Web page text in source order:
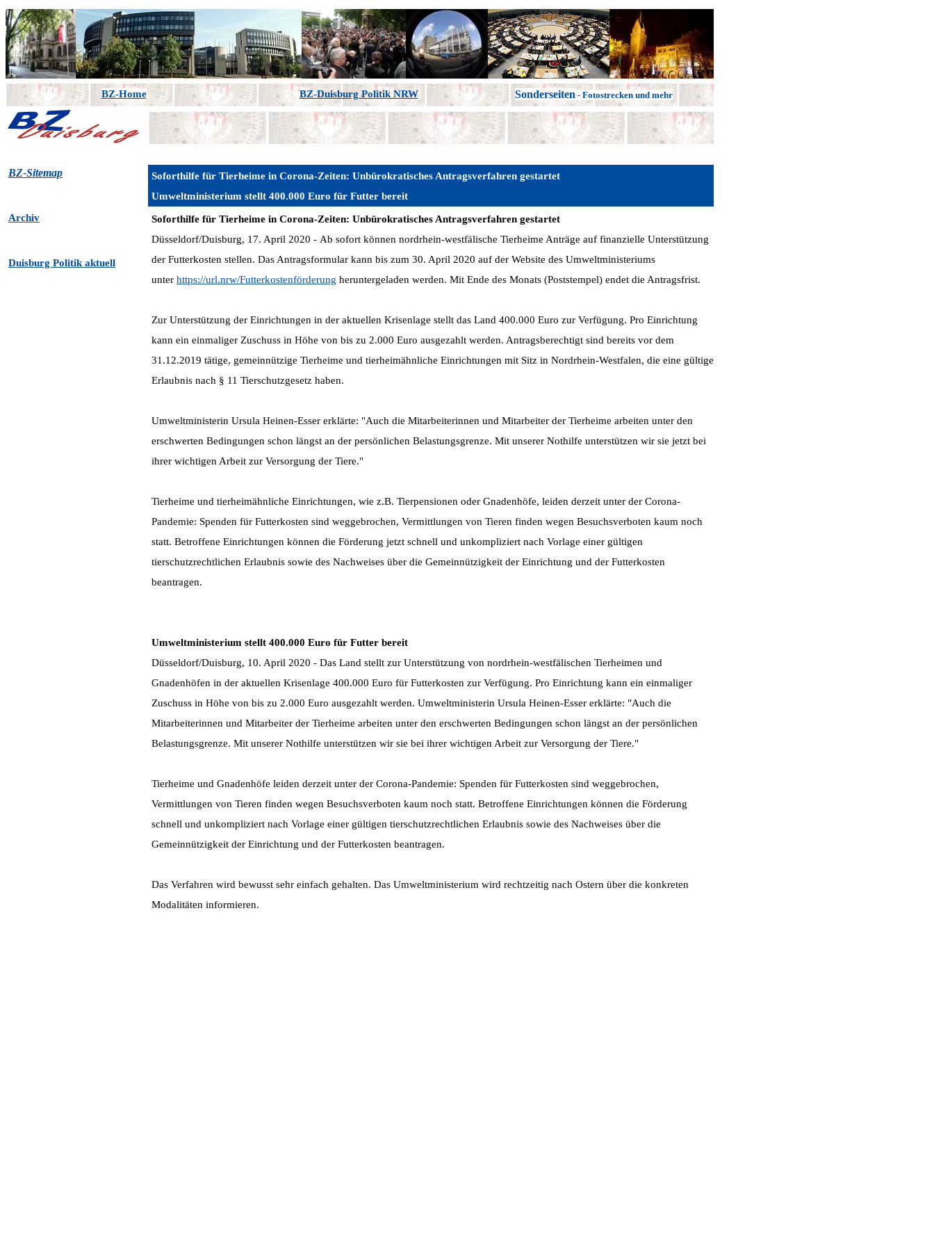
BZ-Home BZ-Duisburg Politik NRW Sonderseiten - Fotostrecken und mehr
BZ-Sitemap
Archiv
Duisburg Politik aktuell
Soforthilfe für Tierheime in Corona-Zeiten: Unbürokratisches Antragsverfahren gestartet
Umweltministerium stellt 400.000 Euro für Futter bereit
Soforthilfe für Tierheime in Corona-Zeiten: Unbürokratisches Antragsverfahren gestartet
Düsseldorf/Duisburg, 17. April 2020 - Ab sofort können nordrhein-westfälische Tierheime Anträge auf finanzielle Unterstützung
der Futterkosten stellen. Das Antragsformular kann bis zum 30. April 2020 auf der Website des Umweltministeriums
unter https://url.nrw/Futterkostenförderung heruntergeladen werden. Mit Ende des Monats (Poststempel) endet die Antragsfrist.
Zur Unterstützung der Einrichtungen in der aktuellen Krisenlage stellt das Land 400.000 Euro zur Verfügung. Pro Einrichtung
kann ein einmaliger Zuschuss in Höhe von bis zu 2.000 Euro ausgezahlt werden. Antragsberechtigt sind bereits vor dem
31.12.2019 tätige, gemeinnützige Tierheime und tierheimähnliche Einrichtungen mit Sitz in Nordrhein-Westfalen, die eine gültige
Erlaubnis nach § 11 Tierschutzgesetz haben.
Umweltministerin Ursula Heinen-Esser erklärte: "Auch die Mitarbeiterinnen und Mitarbeiter der Tierheime arbeiten unter den
erschwerten Bedingungen schon längst an der persönlichen Belastungsgrenze. Mit unserer Nothilfe unterstützen wir sie jetzt bei
ihrer wichtigen Arbeit zur Versorgung der Tiere."
Tierheime und tierheimähnliche Einrichtungen, wie z.B. Tierpensionen oder Gnadenhöfe, leiden derzeit unter der Corona-
Pandemie: Spenden für Futterkosten sind weggebrochen, Vermittlungen von Tieren finden wegen Besuchsverboten kaum noch
statt. Betroffene Einrichtungen können die Förderung jetzt schnell und unkompliziert nach Vorlage einer gültigen
tierschutzrechtlichen Erlaubnis sowie des Nachweises über die Gemeinnützigkeit der Einrichtung und der Futterkosten
beantragen.
Umweltministerium stellt 400.000 Euro für Futter bereit
Düsseldorf/Duisburg, 10. April 2020 - Das Land stellt zur Unterstützung von nordrhein-westfälischen Tierheimen und
Gnadenhöfen in der aktuellen Krisenlage 400.000 Euro für Futterkosten zur Verfügung. Pro Einrichtung kann ein einmaliger
Zuschuss in Höhe von bis zu 2.000 Euro ausgezahlt werden. Umweltministerin Ursula Heinen-Esser erklärte: "Auch die
Mitarbeiterinnen und Mitarbeiter der Tierheime arbeiten unter den erschwerten Bedingungen schon längst an der persönlichen
Belastungsgrenze. Mit unserer Nothilfe unterstützen wir sie bei ihrer wichtigen Arbeit zur Versorgung der Tiere."
Tierheime und Gnadenhöfe leiden derzeit unter der Corona-Pandemie: Spenden für Futterkosten sind weggebrochen,
Vermittlungen von Tieren finden wegen Besuchsverboten kaum noch statt. Betroffene Einrichtungen können die Förderung
schnell und unkompliziert nach Vorlage einer gültigen tierschutzrechtlichen Erlaubnis sowie des Nachweises über die
Gemeinnützigkeit der Einrichtung und der Futterkosten beantragen.
Das Verfahren wird bewusst sehr einfach gehalten. Das Umweltministerium wird rechtzeitig nach Ostern über die konkreten
Modalitäten informieren.